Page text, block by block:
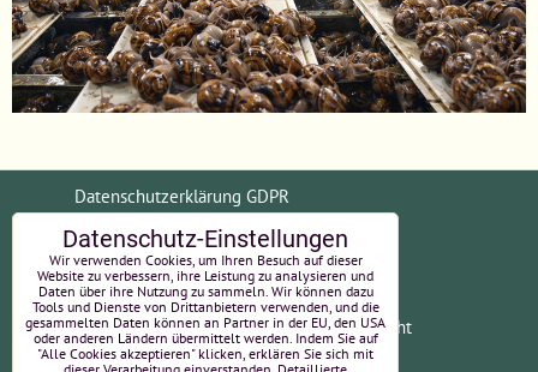
Datenschutzerklärung GDPR
Allgemeine Geschäftsbedingungen (AGB)
Zahlungsinformationen
Widerrufsrecht
Datenschutz-Einstellungen
Wir verwenden Cookies, um Ihren Besuch auf dieser
Website zu verbessern, ihre Leistung zu analysieren und
Daten über ihre Nutzung zu sammeln. Wir können dazu
Tools und Dienste von Drittanbietern verwenden, und die
gesammelten Daten können an Partner in der EU, den USA
oder anderen Ländern übermittelt werden. Indem Sie auf
"Alle Cookies akzeptieren" klicken, erklären Sie sich mit